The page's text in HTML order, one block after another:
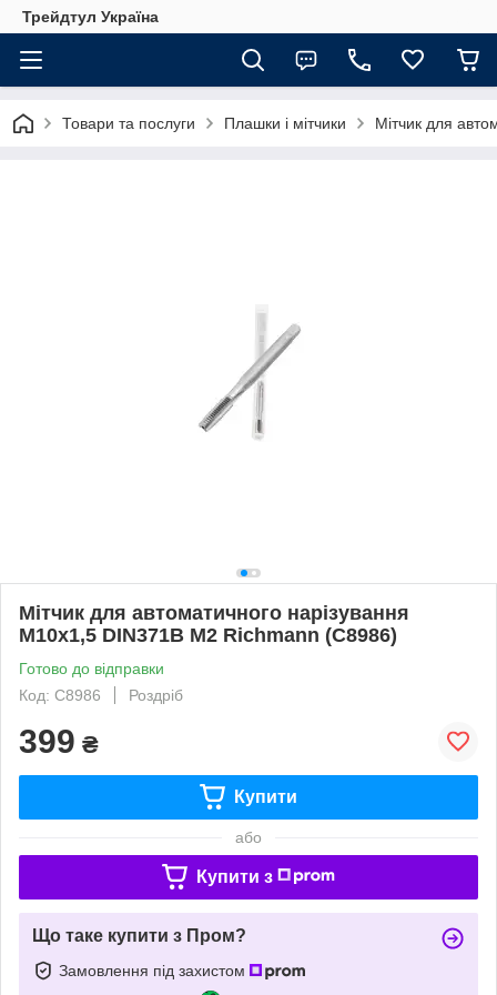
Трейдтул Україна
Товари та послуги Плашки і мітчики Мітчик для
Мітчик для автоматичного нарізування
M10х1,5 DIN371B М2 Richmann (C8986)
Готово до відправки
Код: C8986
Роздріб
399 ₴
Купити
або
Купити з
Що таке купити з Пром?
Замовлення під захистом